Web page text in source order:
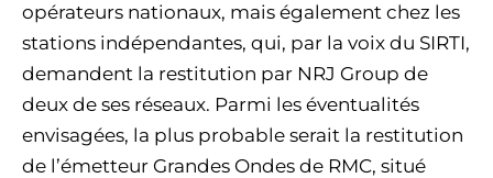
opérateurs nationaux, mais également chez les
stations indépendantes, qui, par la voix du SIRTI,
demandent la restitution par NRJ Group de
deux de ses réseaux. Parmi les éventualités
envisagées, la plus probable serait la restitution
de l’émetteur Grandes Ondes de RMC, situé